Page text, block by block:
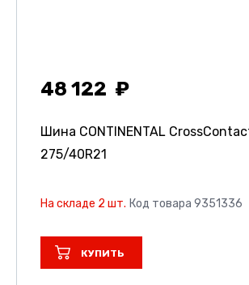
48 122
Шина CONTINENTAL
275/40R21
На складе 2 шт. Код товара 9351336
КУПИТЬ